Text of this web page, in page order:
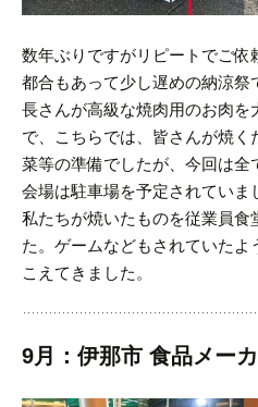
数年ぶりですがリピートでご依
都合もあって少し遅めの納涼祭
長さんが高級な焼肉用のお肉
で、こちらでは、皆さんが焼
菜等の準備でしたが、今回は全
会場は駐車場を予定されていま
私たちが焼いたものを従業員食
た。 ゲームなどもされていたよ
こえてきました。
9月：伊那市 食品メー